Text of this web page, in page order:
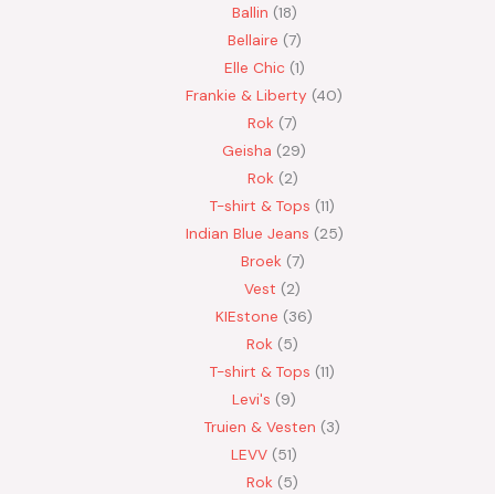
Ballin 18
Bellaire 7
Elle Chic 1
Frankie & Liberty 40
Rok 7
Geisha
29
Rok 2
T-shirt & Tops 11
Indian Blue Jeans 25
Broek 7
Vest
2
KIEstone
36
Rok 5
T-shirt & Tops 11
Levi's
9
Truien & Vesten
3
LEVV 51
Rok 5